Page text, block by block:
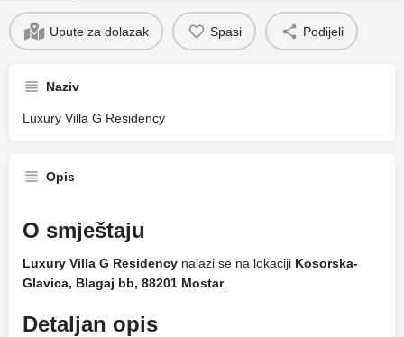
Upute za dolazak Spasi Podijeli
Naziv
Luxury Villa G Residency
Opis
O smještaju
Luxury Villa G Residency nalazi se na lokaciji Kosorska-
Glavica, Blagaj bb, 88201 Mostar.
Detaljan opis